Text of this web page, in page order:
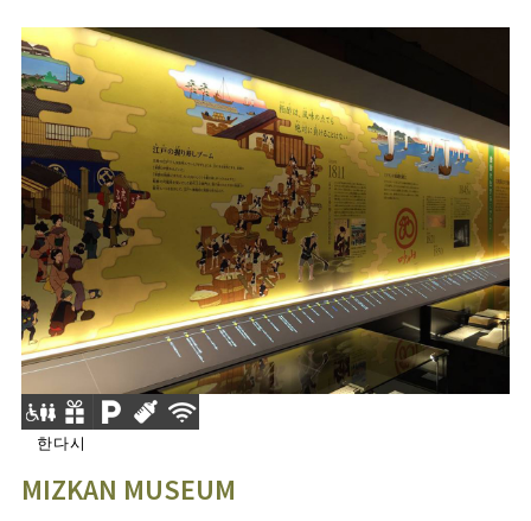
한다시
MIZKAN MUSEUM